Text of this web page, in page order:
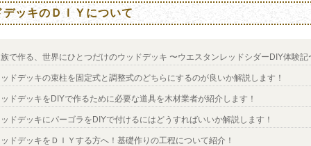
デッキのＤＩＹについて
で作る、世界にひとつだけのウッドデッキ 〜ウエスタンレッドシダーDIY体験記
ドデッキの束柱を固定式と調整式のどちらにするのが良いか解説します！
ドデッキをDIYで作るために必要な道具を木材業者が紹介します！
ドデッキにパーゴラをDIYで付けるにはどうすればいいか解説します！
ドデッキをＤＩＹする方へ！基礎作りの工程について紹介！